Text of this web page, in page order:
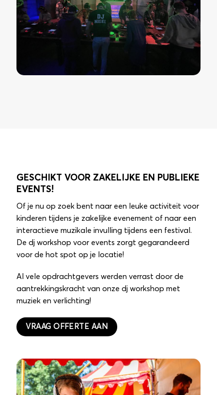
GESCHIKT VOOR ZAKELIJKE EN PUBLIEKE
EVENTS!
Of je nu op zoek bent naar een leuke activiteit voor
kinderen tijdens je zakelijke evenement of naar een
interactieve muzikale invulling tijdens een festival.
De dj workshop voor events zorgt gegarandeerd
voor de hot spot op je locatie!
Al vele opdrachtgevers werden verrast door de
aantrekkingskracht van onze dj workshop met
muziek en verlichting!
VRAAG OFFERTE AAN